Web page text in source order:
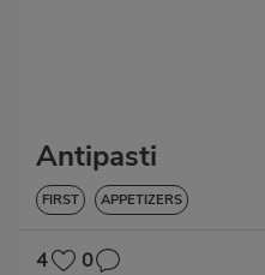
Antipasti
FIRST APPETIZERS
4 0